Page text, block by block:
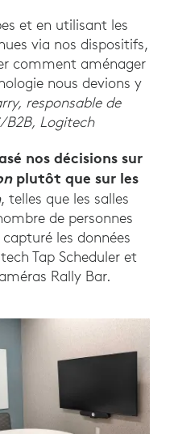
et en utilisant les
via nos dispositifs,
comment aménager
nous devions y
responsable de
Logitech
nos décisions sur
plutôt que sur les
, telles que les salles
de personnes
les données
Tap Scheduler et
Rally Bar.